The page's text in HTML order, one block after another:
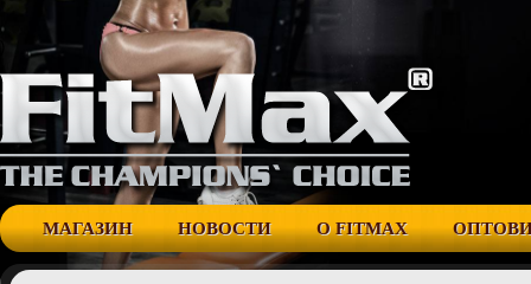
МАГАЗИН НОВОСТИ О FITMAX